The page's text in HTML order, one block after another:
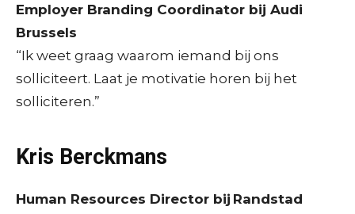
Employer Branding Coordinator bij Audi
Brussels
“Ik weet graag waarom iemand bij ons
solliciteert. Laat je motivatie horen bij het
solliciteren.”
Kris Berckmans
Human Resources Director bij Randstad